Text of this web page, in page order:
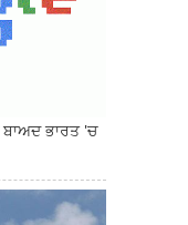
ਭਾਰਤ 'ਚ